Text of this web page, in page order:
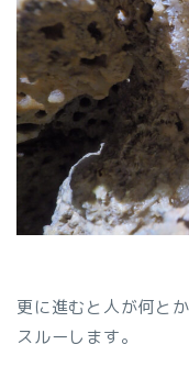
更に進むと人が何と
スルーします。